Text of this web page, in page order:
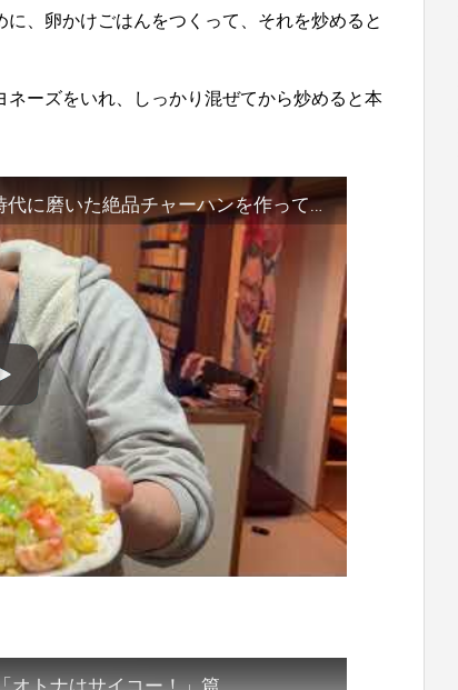
、卵かけごはんをつくって、それを炒めると
ーズをいれ、しっかり混ぜてから炒めると本
【M-1】ドンデコルテ渡辺銀次にドン底時代に磨いた絶品チャーハンを作ってもらい食べる【アナザーストーリー】【益々荘】
オトナはサイコー！」篇